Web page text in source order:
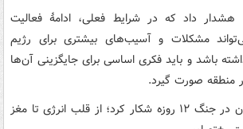
داد که در شرایط فعلی، ادامهٔ فعالیت
مشکلات و آسیب‌های بیشتری برای رژیم
باشد و باید فکری اساسی برای جایگزینی آن‌ها
منطقه صورت گیرد.